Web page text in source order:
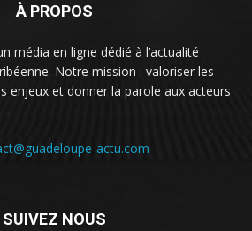
À PROPOS
média en ligne dédié à l’actualité
Notre mission : valoriser les
enjeux et donner la parole aux acteurs
actu.com
SUIVEZ NOUS